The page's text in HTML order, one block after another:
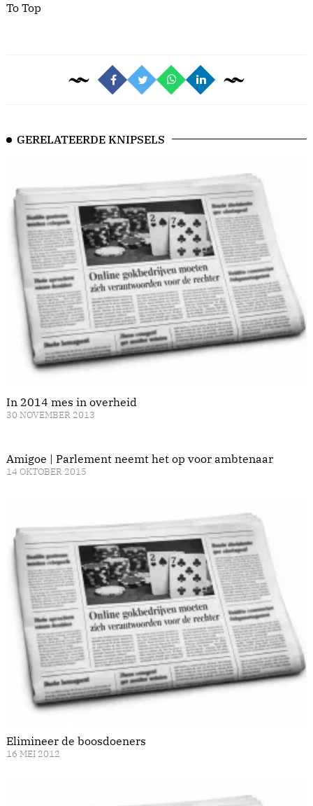
To Top
GERELATEERDE KNIPSELS
In 2014 mes in overheid
30 NOVEMBER 2013
Amigoe | Parlement neemt het op voor ambtenaar
14 OKTOBER 2015
Elimineer de boosdoeners
16 MEI 2012